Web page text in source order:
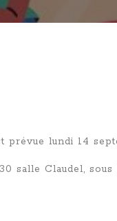
lundi 14
salle Claudel, sous